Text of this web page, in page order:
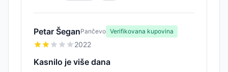
Petar ŠeganPančevo Verifikovana kupovina
2022
Kasnilo je više dana